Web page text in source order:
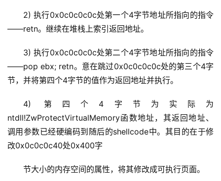
2) 执行0x0c0c0c0c处第一个4字节地址所指向的指令
——retn。继续在堆栈上索引返回地址。
3) 执行0x0c0c0c0c处第二个4字节地址所指向的指令
——pop ebx; retn。意在跳过0x0c0c0c0c处的第三个4字
节，并将第四个4字节的值作为返回地址并执行。
4) 第四个4字节为实际为
ntdll!ZwProtectVirtualMemory函数地址，其返回地址、
调用参数已经硬编码到随后的shellcode中。其目的在于修
改0x0c0c0c40处0x400字
节大小的内存空间的属性，将其修改成可执行页面。